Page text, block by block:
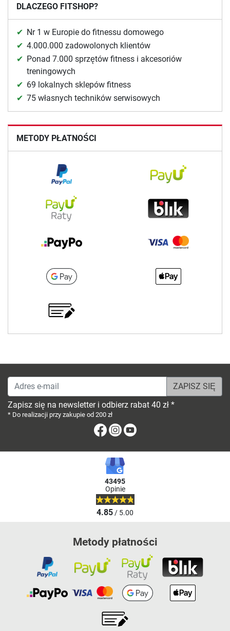
DLACZEGO FITSHOP?
Nr 1 w Europie do fitnessu domowego
4.000.000 zadowolonych klientów
Ponad 7.000 sprzętów fitness i akcesoriów
treningowych
69 lokalnych sklepów fitness
75 własnych techników serwisowych
METODY PŁATNOŚCI
Adres e-mail
Zapisz się na newsletter i odbierz rabat 40 zł *
* Do realizacji przy zakupie od 200 zł
FacebookInstagram
43495
Opinie
4.85/ 5.00
Metody płatności